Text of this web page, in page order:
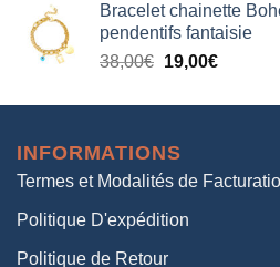
initial
était :
38,00€.
actuel
est :
19,00€.
Bracelet chainette
pendentifs fantaisie
38,00€ Le
initial
38,00€.
19,00€Le
actuel
INFORMATIONS
Termes et Modalités de
Politique D'expédition
Politique de Retour